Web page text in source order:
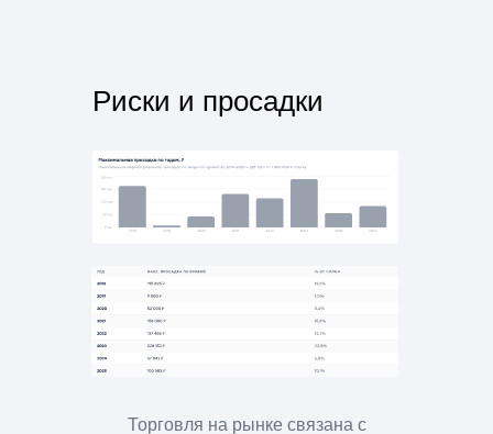
Риски и просадки
Торговля на рынке связана с